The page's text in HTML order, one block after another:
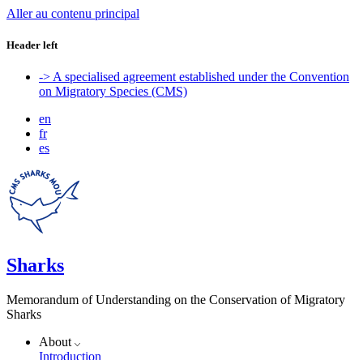
Aller au contenu principal
Header left
-> A specialised agreement established under the Convention
on Migratory Species (CMS)
en
fr
es
Sharks
Memorandum of Understanding on the Conservation of Migratory
Sharks
About
Introduction